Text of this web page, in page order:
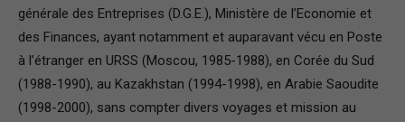
générale des Entreprises (D.G.E.), Ministère de l’Economie et
des Finances, ayant notamment et auparavant vécu en Poste
à l’étranger en URSS (Moscou, 1985-1988), en Corée du Sud
(1988-1990), au Kazakhstan (1994-1998), en Arabie Saoudite
(1998-2000), sans compter divers voyages et mission au